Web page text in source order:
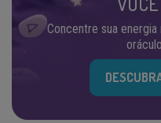
Concentre sua